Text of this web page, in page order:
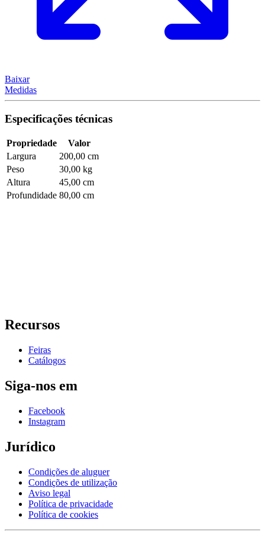
Baixar
Medidas
Especificações técnicas
Propriedade
Valor
Largura
200,00 cm
Peso
30,00 kg
Altura
45,00 cm
Profundidade 80,00 cm
Recursos
Feiras
Catálogos
Siga-nos em
Facebook
Instagram
Jurídico
Condições de aluguer
Condições de utilização
Aviso legal
Política de privacidade
Política de cookies